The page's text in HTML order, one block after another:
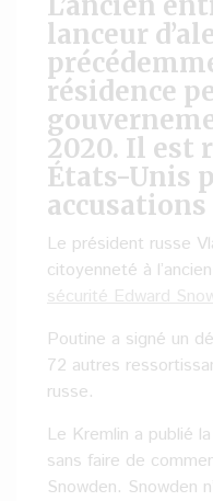
lanceur
résidence
2020. Il est
États-Unis
accusations
Le président russe
citoyenneté à l’ancien
sécurité Edward
Poutine a signé un
72 autres
russe.
Le Kremlin a publié
sans faire de
Snowden. Snowden